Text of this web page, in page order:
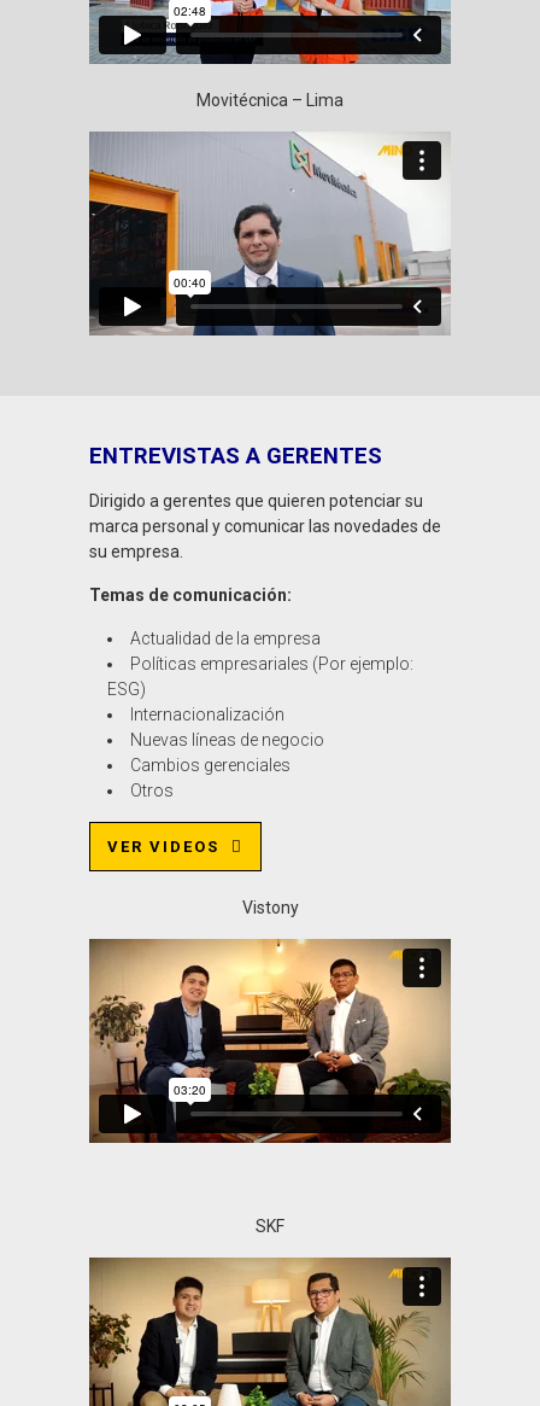
Movitécnica – Lima
ENTREVISTAS A GERENTES
Dirigido a gerentes que quieren potenciar su
marca personal y comunicar las novedades de
su empresa.
Temas de comunicación:
Actualidad de la empresa
Políticas empresariales (Por ejemplo:
ESG)
Internacionalización
Nuevas líneas de negocio
Cambios gerenciales
Otros
VER VIDEOS
Vistony
SKF